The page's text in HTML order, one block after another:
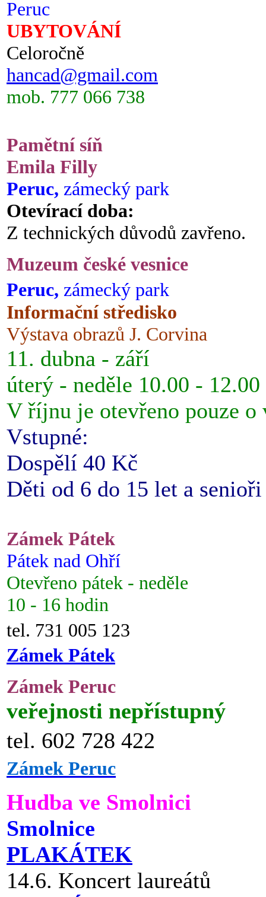
Peruc
UBYTOVÁNÍ
Celoročně
hancad@gmail.com
mob. 777 066 738
Pamětní síň
Emila Filly
Peruc, zámecký park
Otevírací doba:
Z technických důvodů zavřeno.
Muzeum české vesnice
Peruc, zámecký park
Informační středisko
Výstava obrazů J. Corvina
11. dubna - září
úterý - neděle 10.00 -
V říjnu je otevřeno pouze o
Vstupné:
Dospělí 40 Kč
Děti od 6 do 15 let a
Zámek Pátek
Pátek nad Ohří
Otevřeno pátek - neděle
10 - 16 hodin
tel. 731 005 123
Zámek Pátek
Zámek Peruc
veřejnosti nepřístupný
tel. 602 728 422
Zámek Peruc
Hudba ve Smolnici
Smolnice
PLAKÁTEK
14.6. Koncert laureátů